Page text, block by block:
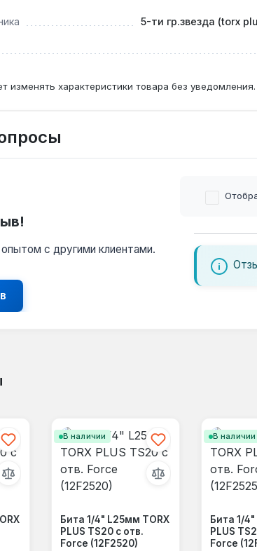
имеет увеличенную площадь контакта с
5-ти гр.звезда (torx
изменять характеристики товара без
с другими клиентами.
В наличии
Бита 1/4" L25мм TORX
PLUS TS20 с отв.
Force (12F2520)
В наличии
Бита 1/
PLUS
Force